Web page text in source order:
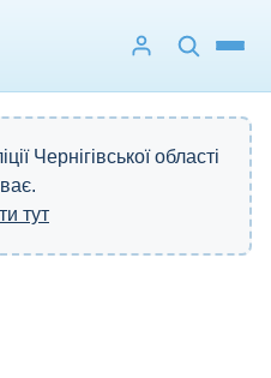
Чернігівської області
тут